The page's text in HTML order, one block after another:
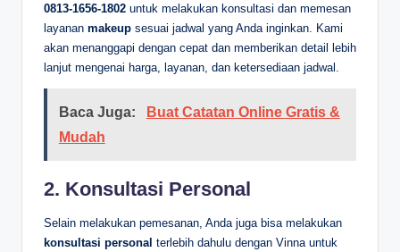
0813-1656-1802 untuk melakukan konsultasi dan memesan
layanan makeup sesuai jadwal yang Anda inginkan. Kami
akan menanggapi dengan cepat dan memberikan detail lebih
lanjut mengenai harga, layanan, dan ketersediaan jadwal.
Baca Juga:
Buat Catatan Online Gratis &
Mudah
2. Konsultasi Personal
Selain melakukan pemesanan, Anda juga bisa melakukan
konsultasi personal terlebih dahulu dengan Vinna untuk